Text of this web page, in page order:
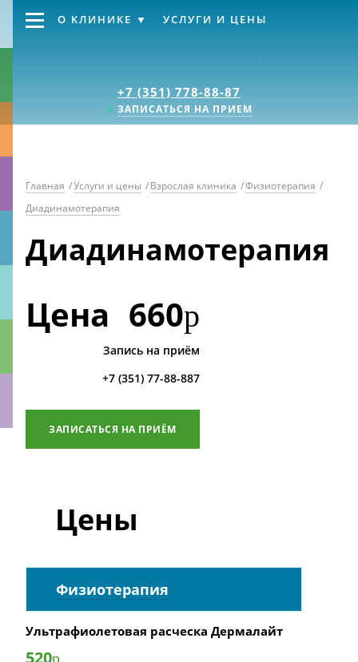
+7 (351) 778-88-87
ЗАПИСАТЬСЯ НА ПРИЕМ
О КЛИНИКЕ УСЛУГИ И ЦЕНЫ
Главная /Услуги и цены /Взрослая клиника /Физиотерапия /
Диадинамотерапия
Диадинамотерапия
Цена 660р
Запись на приём
+7 (351) 77-88-887
ЗАПИСАТЬСЯ НА ПРИЁМ
Цены
Физиотерапия
Ультрафиолетовая расческа Дермалайт
520р